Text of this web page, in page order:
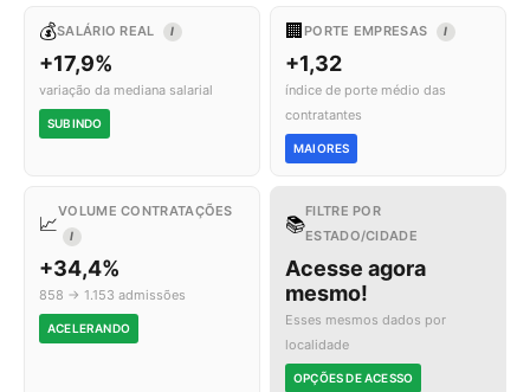
💰SALÁRIO REAL I
+17,9%
variação da mediana salarial
SUBINDO
🏢 PORTE EMPRESAS I
+1,32
índice de porte médio das
contratantes
MAIORES
📈
VOLUME CONTRATAÇÕES
I
+34,4%
858 → 1.153 admissões
ACELERANDO
📚
FILTRE POR
ESTADO/CIDADE
Acesse agora
mesmo!
Esses mesmos dados por
localidade
OPÇÕES DE ACESSO